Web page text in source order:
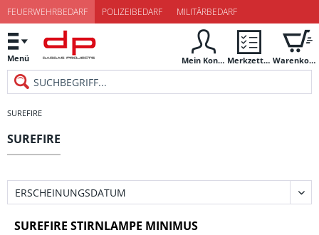
FEUERWEHRBEDARF POLIZEIBEDARF MILITÄRBEDARF
Menü Mein Konto Merkzettel Warenkorb
SUREFIRE
SUREFIRE
SUREFIRE STIRNLAMPE MINIMUS